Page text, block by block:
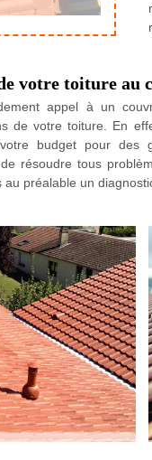
votre toiture au
appel à un
de votre toiture. En
budget pour
résoudre tous
préalable un